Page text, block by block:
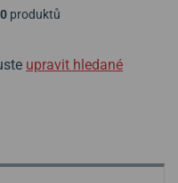
0 produktů
upravit hledané